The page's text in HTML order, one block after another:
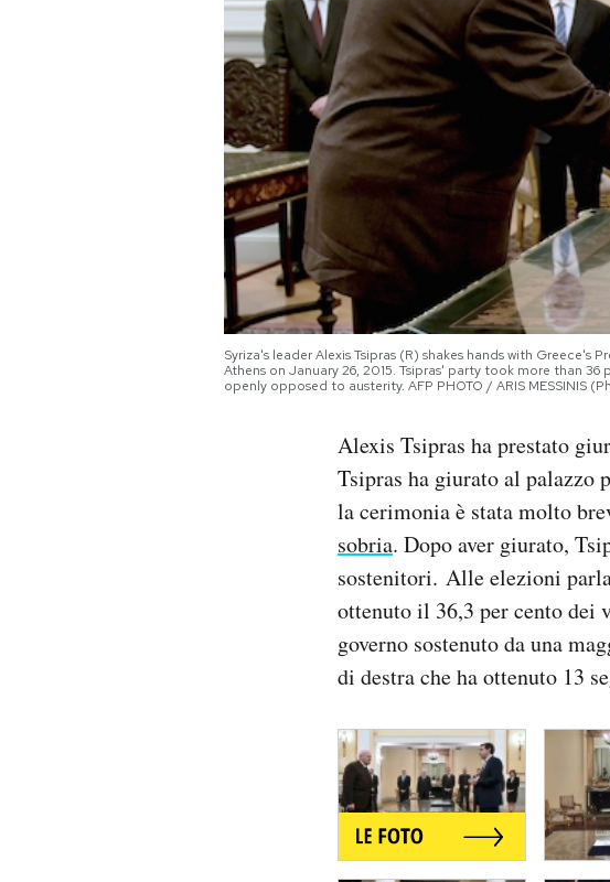
AREA PERSONALE
Syriza's leader Alexis Tsipras (R) shakes hands with Greece's
Athens on January 26, 2015. Tsipras' party took more than
openly opposed to austerity. AFP PHOTO / ARIS MESSINIS
Alexis Tsipras ha prestato
Tsipras ha giurato al palazzo
la cerimonia è stata molto
sobria. Dopo aver giurato,
sostenitori. Alle elezioni
ottenuto il 36,3 per cento dei
governo sostenuto da una
di destra che ha ottenuto 13